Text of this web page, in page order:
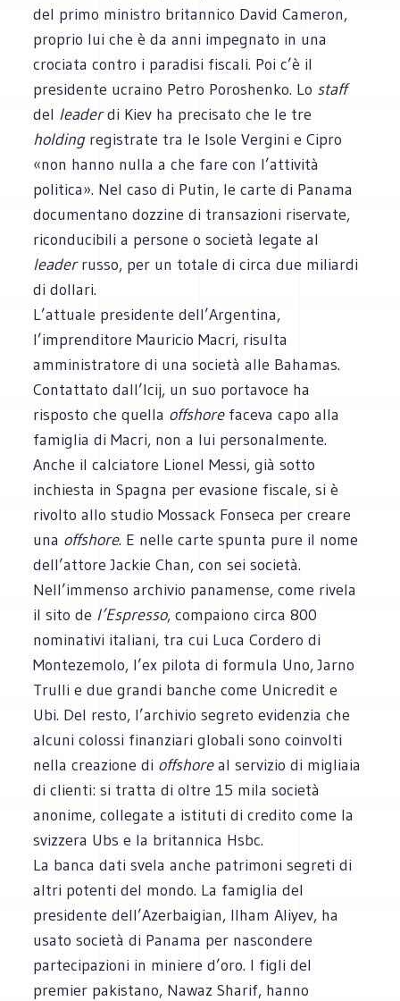
del primo ministro britannico David Cameron,
proprio lui che è da anni impegnato in una
crociata contro i paradisi fiscali. Poi c’è il
presidente ucraino Petro Poroshenko. Lo staff
del leaderdi Kiev ha precisato che le tre
holdingregistrate tra le Isole Vergini e Cipro
«non hanno nulla a che fare con l’attività
politica». Nel caso di Putin, le carte di Panama
documentano dozzine di transazioni riservate,
riconducibili a persone o società legate al
leaderrusso, per un totale di circa due miliardi
di dollari.
L’attuale presidente dell’Argentina,
l’imprenditore Mauricio Macri, risulta
amministratore di una società alle Bahamas.
Contattato dall’Icij, un suo portavoce ha
risposto che quella offshorefaceva capo alla
famiglia di Macri, non a lui personalmente.
Anche il calciatore Lionel Messi, già sotto
inchiesta in Spagna per evasione fiscale, si è
rivolto allo studio Mossack Fonseca per creare
una offshore. E nelle carte spunta pure il nome
dell’attore Jackie Chan, con sei società.
Nell’immenso archivio panamense, come rivela
il sito de l’Espresso, compaiono circa 800
nominativi italiani, tra cui Luca Cordero di
Montezemolo, l’ex pilota di formula Uno, Jarno
Trulli e due grandi banche come Unicredit e
Ubi. Del resto, l’archivio segreto evidenzia che
alcuni colossi finanziari globali sono coinvolti
nella creazione di offshoreal servizio di migliaia
di clienti: si tratta di oltre 15 mila società
anonime, collegate a istituti di credito come la
svizzera Ubs e la britannica Hsbc.
La banca dati svela anche patrimoni segreti di
altri potenti del mondo. La famiglia del
presidente dell’Azerbaigian, Ilham Aliyev, ha
usato società di Panama per nascondere
partecipazioni in miniere d’oro. I figli del
premier pakistano, Nawaz Sharif, hanno